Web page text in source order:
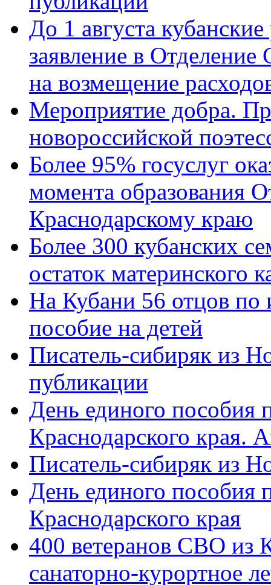
До 1 августа
заявление в
на возмещение
Мероприятие добра.
новороссийской
Более 95% госуслуг
момента образования
Краснодарскому краю
Более 300 кубанских
остаток материнского
На Кубани 56 отцов по
пособие на детей
Писатель-сибиряк из
публикации
День единого пособия
Краснодарского края.
Писатель-сибиряк из
День единого пособия
Краснодарского края
400 ветеранов СВО из
санаторно-курортное